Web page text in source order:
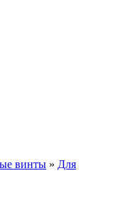
винты » Для